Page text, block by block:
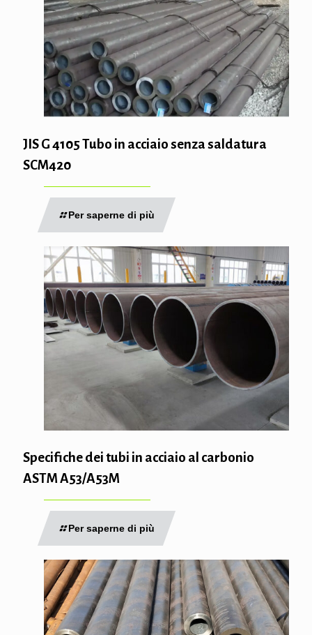
JIS G 4105 Tubo in acciaio senza saldatura
SCM420
Per saperne di più
Specifiche dei tubi in acciaio al carbonio
ASTM A53/A53M
Per saperne di più